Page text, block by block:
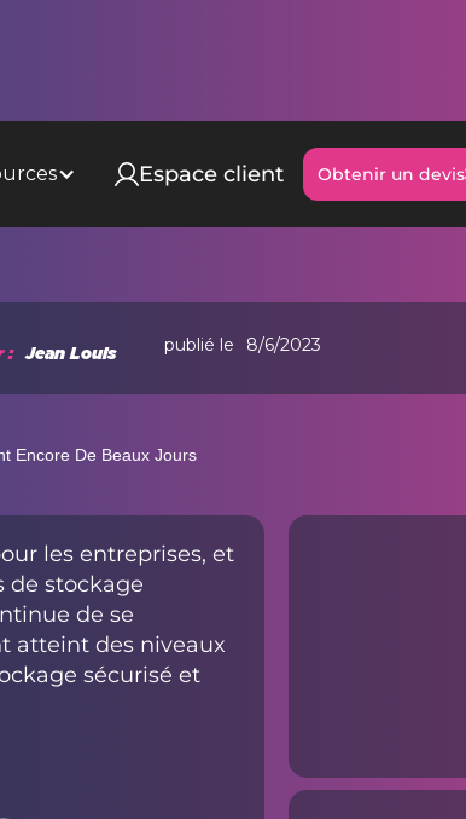
Espace client
Obtenir un devis
Obtenir un devis
: Jean Louis publié le 8/6/2023
Encore De Beaux Jours
les entreprises, et
de stockage
de se
atteint des niveaux
sécurisé et